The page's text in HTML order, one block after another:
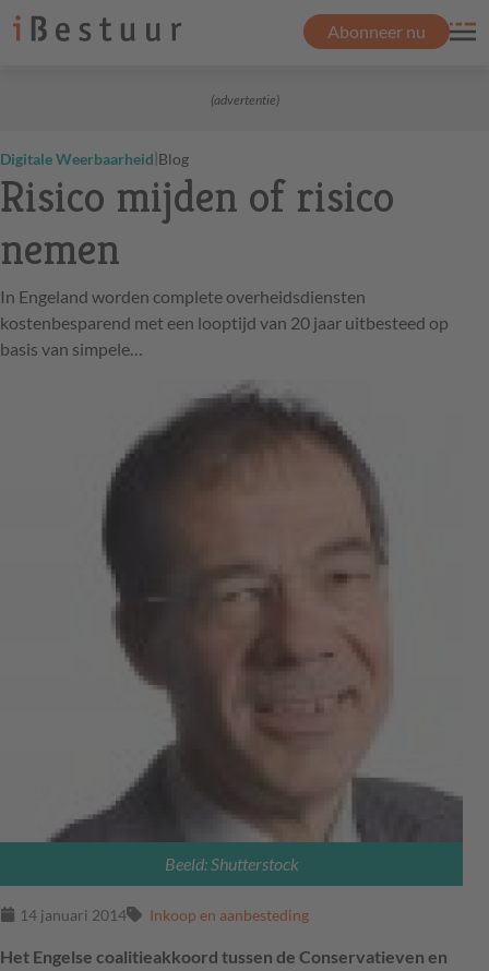
Abonneer nu
(advertentie)
Digitale Weerbaarheid|Blog
Risico mijden of risico
nemen
In Engeland worden complete overheidsdiensten
kostenbesparend met een looptijd van 20 jaar uitbesteed op
basis van simpele…
Beeld: Shutterstock
14 januari 2014 Inkoop en aanbesteding
Het Engelse coalitieakkoord tussen de Conservatieven en